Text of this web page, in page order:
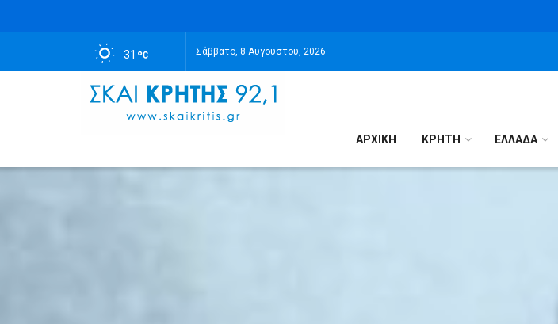
31 Σάββατο, 8 Αυγούστου, 2026
ΑΡΧΙΚΉ ΚΡΗΤΗ ΕΛΛΑΔΑ